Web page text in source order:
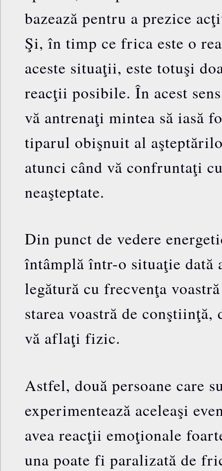
bazează pentru a prezice
Şi, în timp ce frica este o
aceste situaţii, este totuşi
reacţii posibile. În acest
vă antrenaţi mintea să iasă
tiparul obişnuit al
atunci când vă confruntaţi
neaşteptate.
Din punct de vedere
întâmplă într-o situaţie dată
legătură cu frecvenţa
starea voastră de conştiinţă,
vă aflaţi fizic.
Astfel, două persoane care
experimentează aceleaşi
avea reacţii emoţionale
una poate fi paralizată de